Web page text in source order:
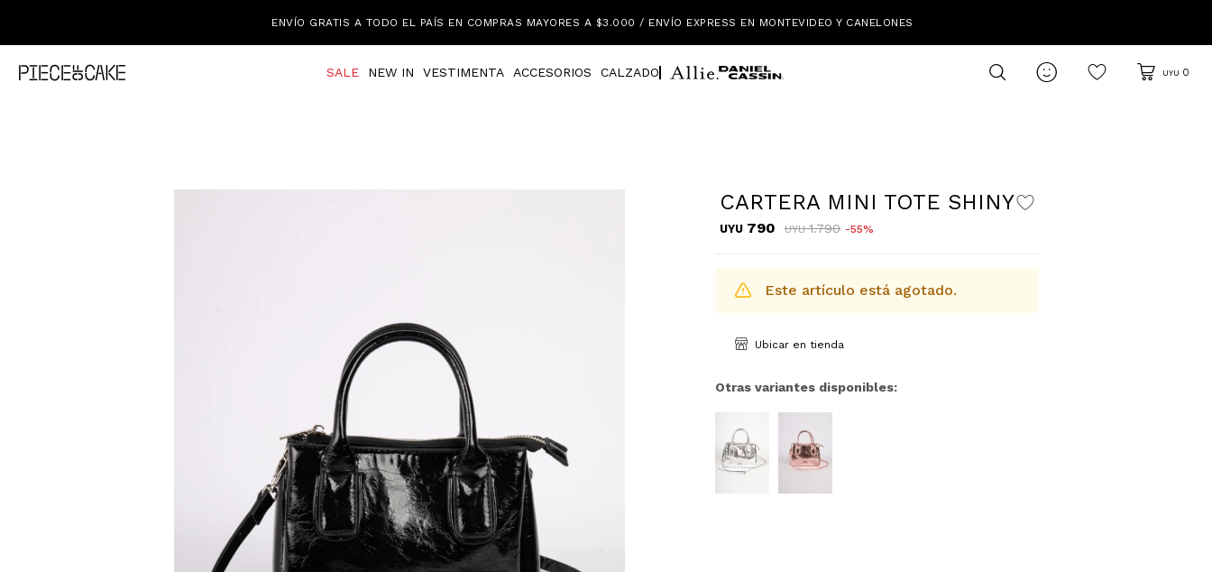
ENVÍO GRATIS A TODO EL PAÍS EN COMPRAS MAYORES A $3.000 / ENVÍO EXPRESS EN MONTEVIDEO Y CANELONES
SALE NEW IN VESTIMENTA ACCESORIOS CALZADO  UYU 0
CARTERA MINI TOTE SHINY
UYU 790 UYU 1.790 55
Este artículo está agotado.
Ubicar en tienda
Otras variantes disponibles: